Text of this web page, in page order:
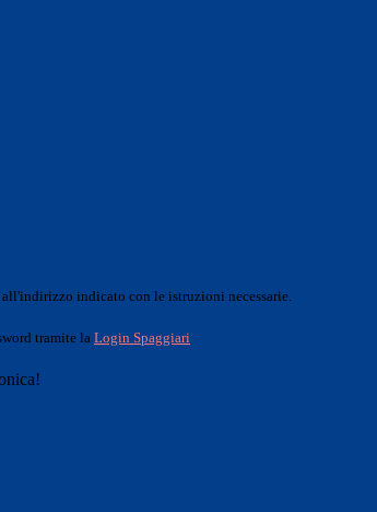
indicato con le istruzioni necessarie.
tramite la Login Spaggiari